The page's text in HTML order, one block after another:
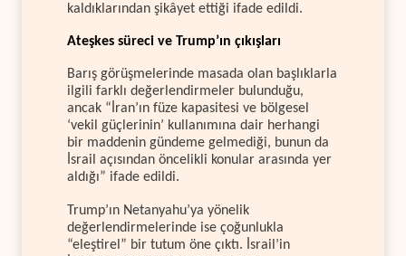
kaldıklarından şikâyet ettiği ifade edildi.
Ateşkes süreci ve Trump’ın çıkışları
Barış görüşmelerinde masada olan başlıklarla
ilgili farklı değerlendirmeler bulunduğu,
ancak “İran’ın füze kapasitesi ve bölgesel
‘vekil güçlerinin’ kullanımına dair herhangi
bir maddenin gündeme gelmediği, bunun da
İsrail açısından öncelikli konular arasında yer
aldığı” ifade edildi.
Trump’ın Netanyahu’ya yönelik
değerlendirmelerinde ise çoğunlukla
“eleştirel” bir tutum öne çıktı. İsrail’in